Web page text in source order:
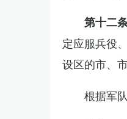
第十二
定应服兵役
设区的市、
根据军